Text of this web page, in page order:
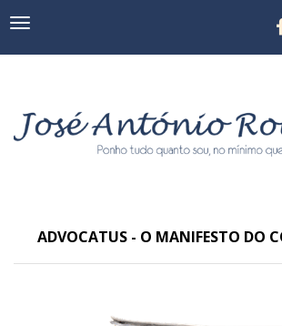
Navegação
ADVOCATUS - O MANIFESTO DO